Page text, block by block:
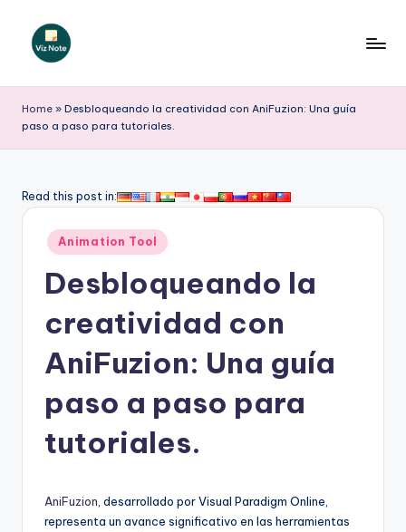
Saltar
iz
N
t
Home » Desbloqueando la creatividad con AniFuzion: Una guía
paso a paso para tutoriales.
Read this post in:
Publicado
en
Animation Tool
Desbloqueando la
creatividad con
AniFuzion: Una guía
paso a paso para
tutoriales.
AniFuzion , desarrollado por Visual Paradigm Online,
representa un avance significativo en las herramientas